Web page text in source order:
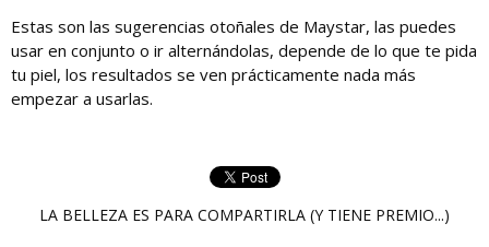
Estas son las sugerencias otoñales de Maystar, las puedes
usar en conjunto o ir alternándolas, depende de lo que te pida
tu piel, los resultados se ven prácticamente nada más
empezar a usarlas.
LA BELLEZA ES PARA COMPARTIRLA (Y TIENE PREMIO...)